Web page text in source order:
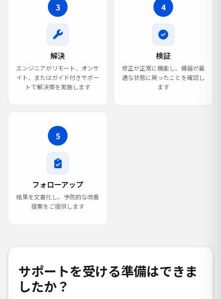
3
解決
エンジニアがリモート、オンサ
イト、またはガイド付きサポー
トで解決策を実施します
4
検証
修正が正常に機能し、機器が最
適な状態に戻ったことを確認し
ます
5
フォローアップ
結果を文書化し、予防的な改善
提案をご提供します
サポートを受ける準備はできま
したか？